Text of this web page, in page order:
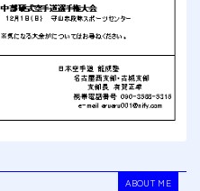
ABOUT ME